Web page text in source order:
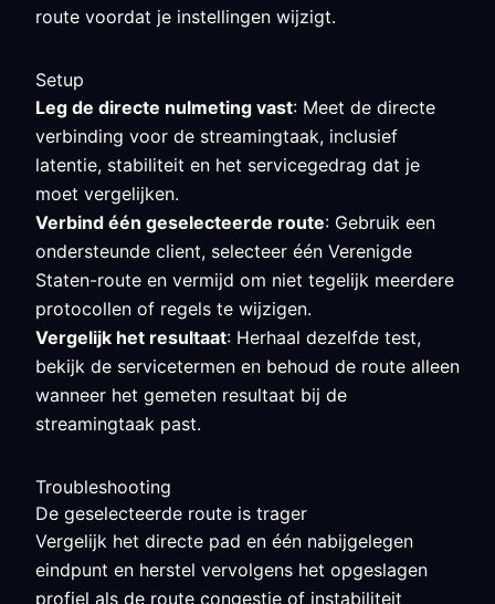
route voordat je instellingen wijzigt.
Setup
Leg de directe nulmeting vast: Meet de directe
verbinding voor de streamingtaak, inclusief
latentie, stabiliteit en het servicegedrag dat je
moet vergelijken.
Verbind één geselecteerde route: Gebruik een
ondersteunde client, selecteer één Verenigde
Staten-route en vermijd om niet tegelijk meerdere
protocollen of regels te wijzigen.
Vergelijk het resultaat: Herhaal dezelfde test,
bekijk de servicetermen en behoud de route alleen
wanneer het gemeten resultaat bij de
streamingtaak past.
Troubleshooting
De geselecteerde route is trager
Vergelijk het directe pad en één nabijgelegen
eindpunt en herstel vervolgens het opgeslagen
profiel als de route congestie of instabiliteit